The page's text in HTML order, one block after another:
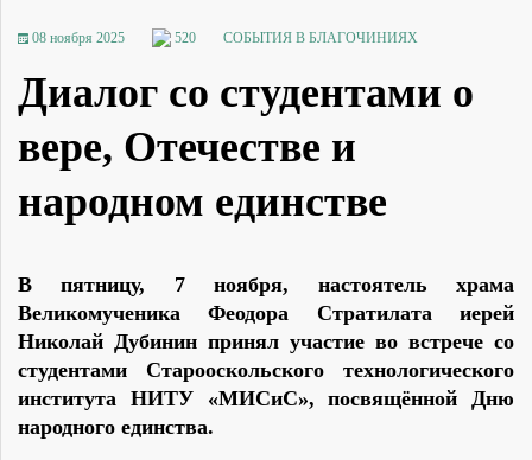
08 ноября 2025 520 СОБЫТИЯ В БЛАГОЧИНИЯХ
Диалог со студентами о
вере, Отечестве и
народном единстве
В пятницу, 7 ноября, настоятель храма
Великомученика Феодора Стратилата иерей
Николай Дубинин принял участие во встрече со
студентами Старооскольского технологического
института НИТУ «МИСиС», посвящённой Дню
народного единства.